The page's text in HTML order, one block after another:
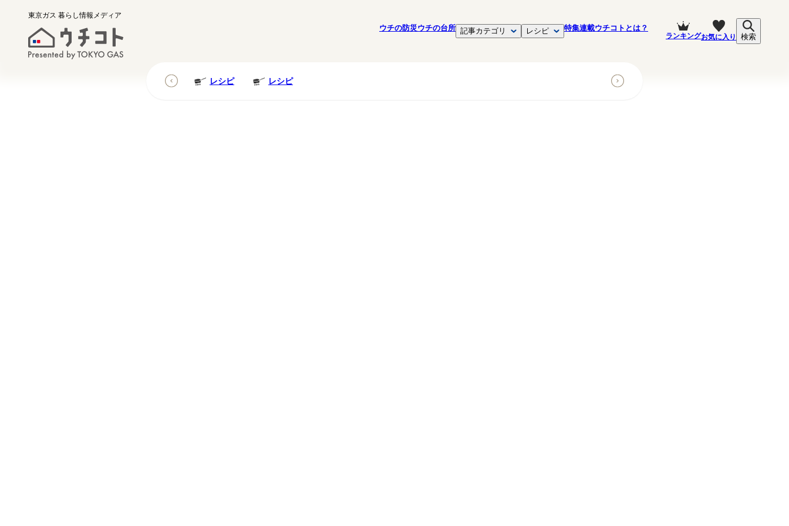
東京ガス 暮らし情報メディア
ウチの防災ウチの台所 記事カテゴリ レシピ 特集連載ウチコトとは？
ランキングお気に入り 検索
レシピ レシピ レシピ